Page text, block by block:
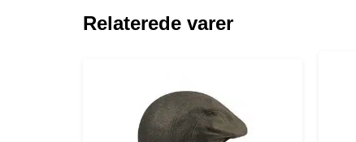
Relaterede varer